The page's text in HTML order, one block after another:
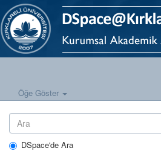
Öğe Göster
DSpace'de Ara